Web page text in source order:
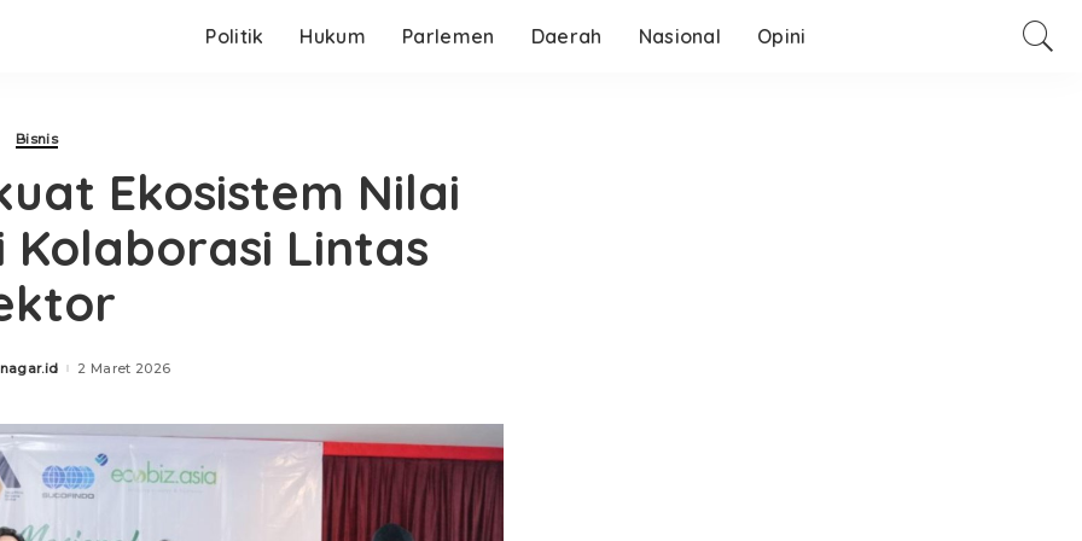
Politik Hukum Parlemen Daerah Nasional Opini
Bisnis
Ekosistem Nilai
Lintas
2 Maret 2026